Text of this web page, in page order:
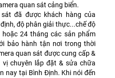
quan sát cảng biển.
đã được khách hàng của
độ phân giải thực...chế độ
24 tháng các sản phẩm
bảo hành tận nơi trong thời
quan sát được cung cấp &
vị chuyên lắp đặt & sửa chữa
nay tại Bình Định. Khi nói đến